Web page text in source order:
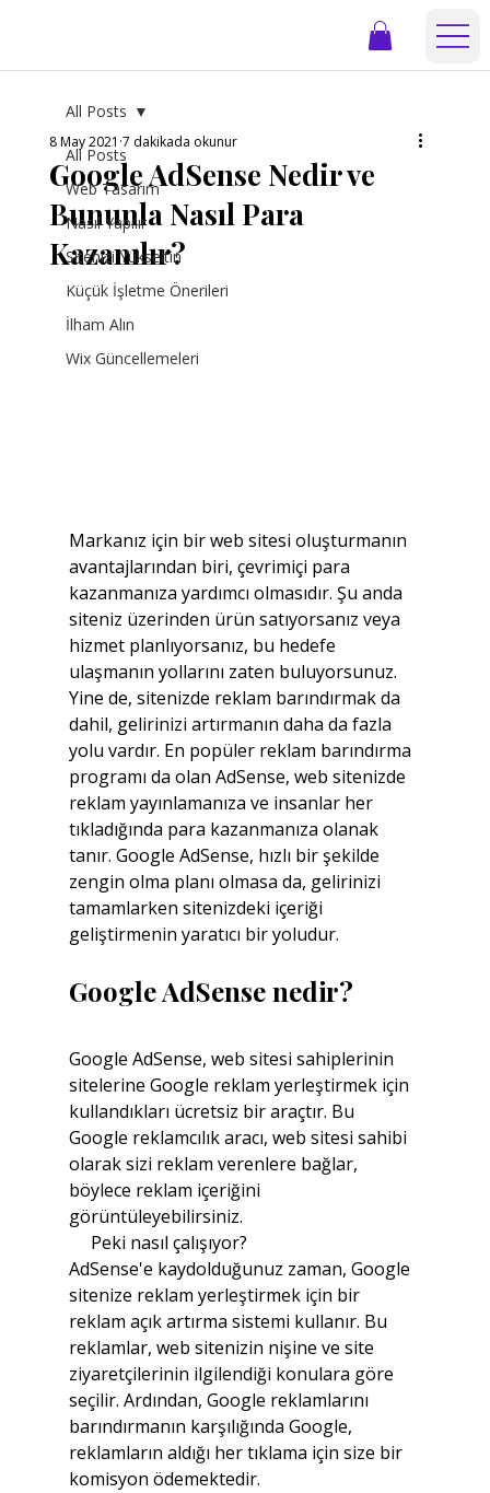
All Posts
Web Tasarım
Nasıl Yapılır
Sitenizi Yükseltin
Küçük İşletme Önerileri
İlham Alın
Wix Güncellemeleri
All Posts
Google AdSense Nedir ve
Bununla Nasıl Para
Kazanılır?
8 May 2021 7 dakikada okunur
Markanız için bir web sitesi oluşturmanın
avantajlarından biri, çevrimiçi para
kazanmanıza yardımcı olmasıdır. Şu anda
siteniz üzerinden ürün satıyorsanız veya
hizmet planlıyorsanız, bu hedefe
ulaşmanın yollarını zaten buluyorsunuz.
Yine de, sitenizde reklam barındırmak da
dahil, gelirinizi artırmanın daha da fazla
yolu vardır. En popüler reklam barındırma
programı da olan AdSense, web sitenizde
reklam yayınlamanıza ve insanlar her
tıkladığında para kazanmanıza olanak
tanır. Google AdSense, hızlı bir şekilde
zengin olma planı olmasa da, gelirinizi
tamamlarken sitenizdeki içeriği
geliştirmenin yaratıcı bir yoludur.
Google AdSense nedir?
Google AdSense, web sitesi sahiplerinin
sitelerine Google reklam yerleştirmek için
kullandıkları ücretsiz bir araçtır. Bu
Google reklamcılık aracı, web sitesi sahibi
olarak sizi reklam verenlere bağlar,
böylece reklam içeriğini
görüntüleyebilirsiniz.
     Peki nasıl çalışıyor?
AdSense'e kaydolduğunuz zaman, Google
sitenize reklam yerleştirmek için bir
reklam açık artırma sistemi kullanır. Bu
reklamlar, web sitenizin nişine ve site
ziyaretçilerinin ilgilendiği konulara göre
seçilir. Ardından, Google reklamlarını
barındırmanın karşılığında Google,
reklamların aldığı her tıklama için size bir
komisyon ödemektedir.